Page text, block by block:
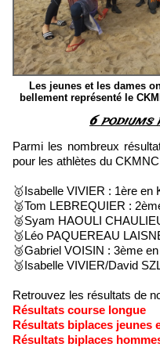
Les jeunes et les dames
bellement représenté le
6
Parmi les nombreux résultats, nous pouvons noter 6 podiums
pour les athlètes du
🥇Isabelle VIVIER : 1ère en
🥈Tom LEBREQUIER :
🥈Syam HAOULI
🥉Léo PAQUEREAU
🥉Gabriel VOISIN : 3ème
🥉Isabelle VIVIER/David
Retrouvez les résultats de
Résultats course longue
Résultats biplaces jeunes
Résultats biplaces